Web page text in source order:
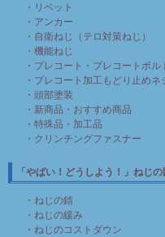
・リベット
・アンカー
・自衛ねじ（テロ対策ねじ）
・機能ねじ
・プレコート・プレコートボル
・プレコート加工もどり止め
・頭部塗装
・新商品・おすすめ商品
・特殊品・加工品
・クリンチングファスナー
「やばい！どうしよう！」ねじ
・ねじの錆
・ねじの緩み
・ねじのコストダウン